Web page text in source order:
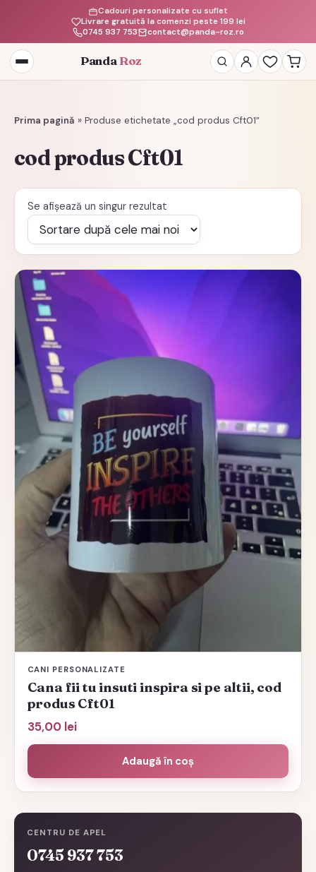
Livrare gratuită la comenzi peste 199 lei
Cadouri personalizate cu suflet
0745 937 753
contact@panda-roz.ro
Deschide
meniul
Panda Roz
Prima pagină » Produse etichetate „cod produs Cft01”
CENTRU DE APEL
0745 937 753
cod produs Cft01
Se afișează un singur rezultat
CANI PERSONALIZATE
Cana fii tu insuti inspira si pe altii, cod
produs Cft01
35,00 lei
Adaugă în coș